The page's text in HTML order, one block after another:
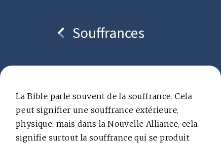
Souffrances
La Bible parle souvent de la souffrance. Cela
peut signifier une souffrance extérieure,
physique, mais dans la Nouvelle Alliance, cela
signifie surtout la souffrance qui se produit